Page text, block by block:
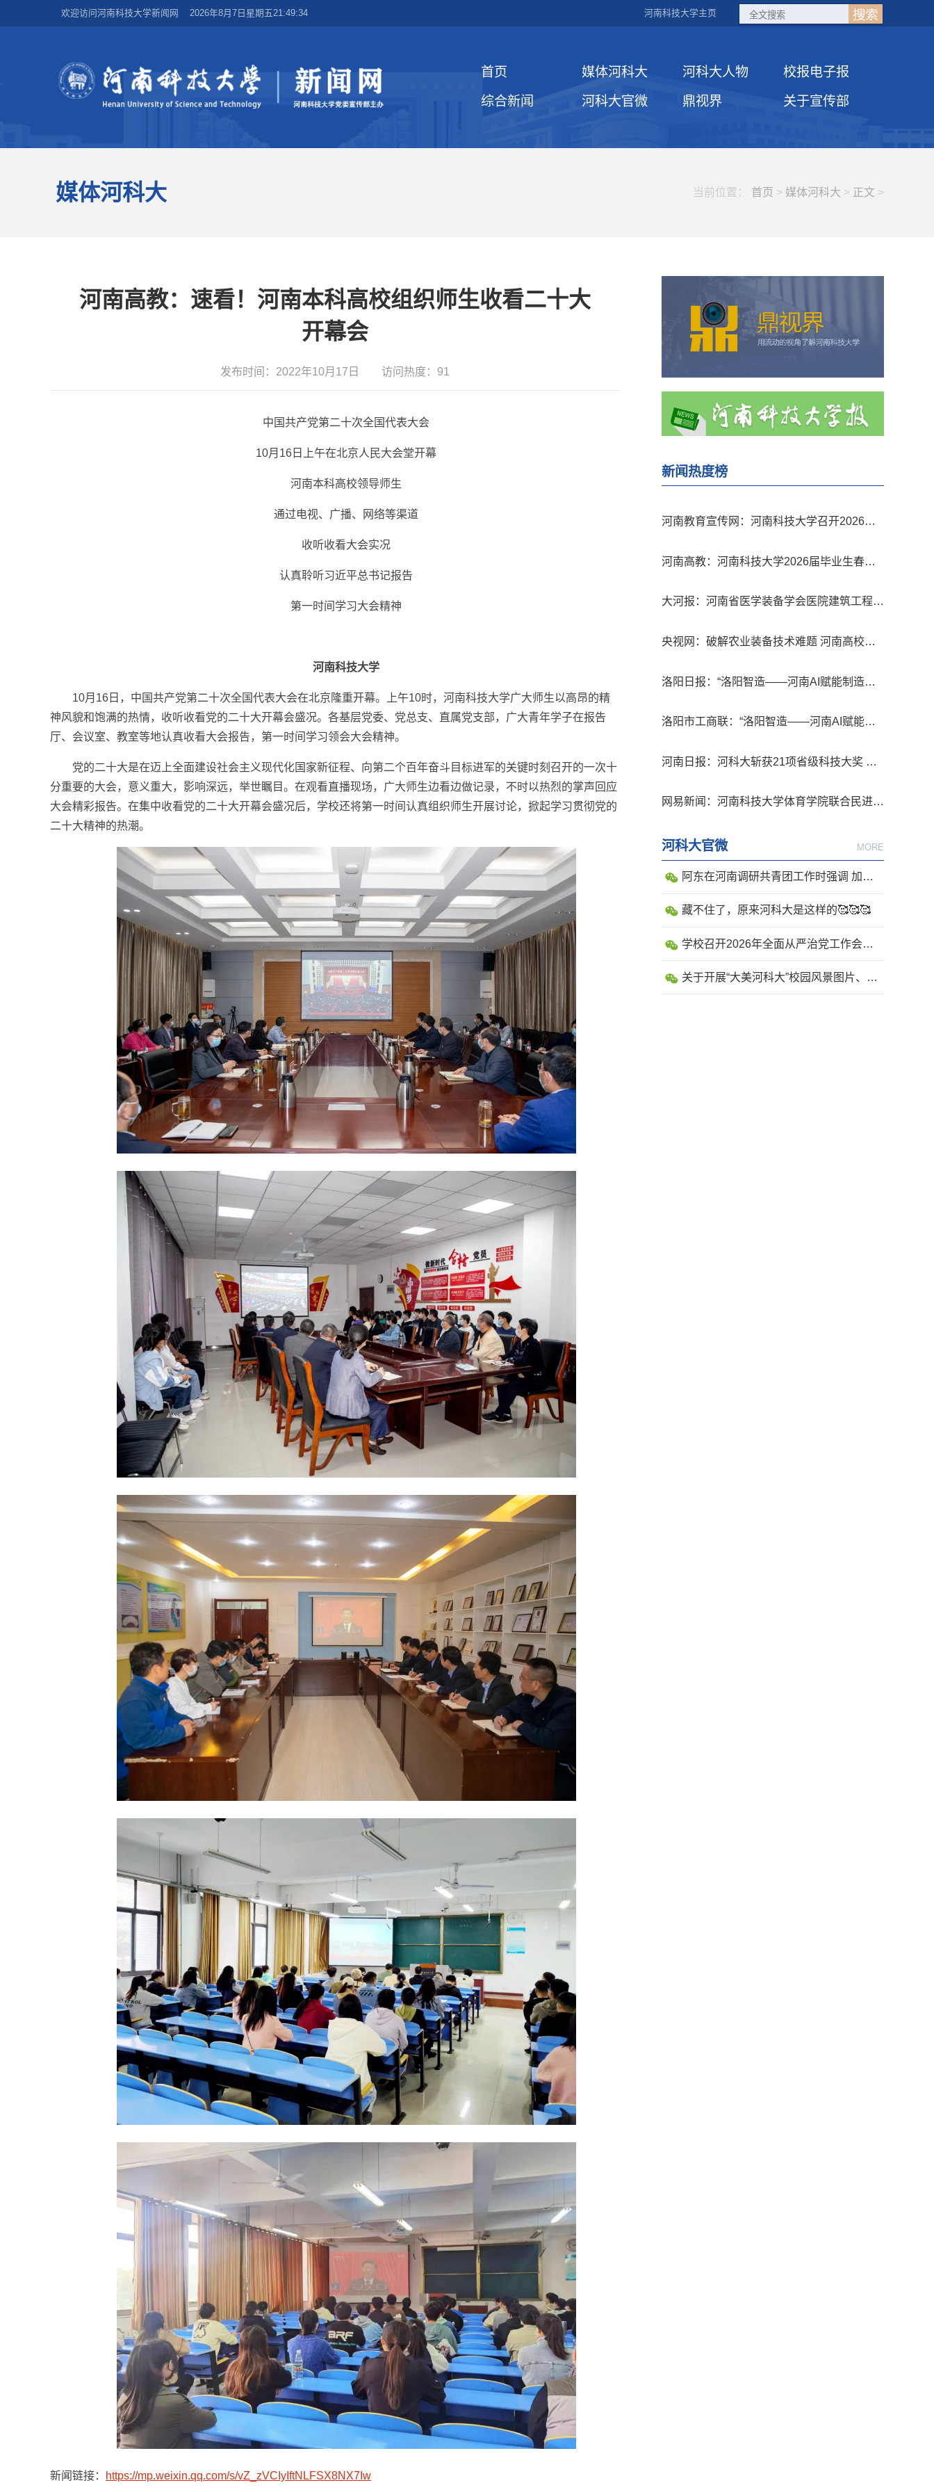
欢迎访问河南科技大学新闻网 2026年8月7日星期五21:49:36 河南科技大学主页
首页 媒体河科大 河科大人物
校报电子报
综合新闻
河科大官微 鼎视界 关于宣传部
媒体河科大 当前位置： 首页 > 媒体河科大 > 正文 >
新闻热度榜
河南教育宣传网：河南科技大学召开2026年
河南高教：河南科技大学2026届毕业生春季
大河报：河南省医学装备学会医院建筑工程装
开
央视网：破解农业装备技术难题 河南高校重
洛阳日报：“洛阳智造——河南AI赋能制造业
洛阳市工商联：“洛阳智造——河南AI赋能制
河南日报：河科大斩获21项省级科技大奖 两
网易新闻：河南科技大学体育学院联合民进洛
植树节活动
河科大官微 MORE
阿东在河南调研共青团工作时强调 加强
党建带团建工作 促进青少年高质量发展
藏不住了，原来河科大是这样的🥰🥰🥰
学校召开2026年全面从严治党工作会议
暨警示教育会
关于开展“大美河科大”校园风景图片、短
视频征集活动的通知
河南高教：速看！河南本科高校组织师生收看二十大
开幕会
发布时间：2022年10月17日 访问热度： 91
中国共产党第二十次全国代表大会
10月16日上午在北京人民大会堂开幕
河南本科高校领导师生
通过电视、广播、网络等渠道
收听收看大会实况
认真聆听习近平总书记报告
第一时间学习大会精神
河南科技大学
10月16日，中国共产党第二十次全国代表大会在北京隆重开幕。上午10时，河南科技大学广大师生以高昂的精
神风貌和饱满的热情，收听收看党的二十大开幕会盛况。各基层党委、党总支、直属党支部，广大青年学子在报告
厅、会议室、教室等地认真收看大会报告，第一时间学习领会大会精神。
党的二十大是在迈上全面建设社会主义现代化国家新征程、向第二个百年奋斗目标进军的关键时刻召开的一次十
分重要的大会，意义重大，影响深远，举世瞩目。在观看直播现场，广大师生边看边做记录，不时以热烈的掌声回应
大会精彩报告。在集中收看党的二十大开幕会盛况后，学校还将第一时间认真组织师生开展讨论，掀起学习贯彻党的
二十大精神的热潮。
新闻链接： https://mp.weixin.qq.com/s/vZ_zVCIyIftNLFSX8NX7Iw